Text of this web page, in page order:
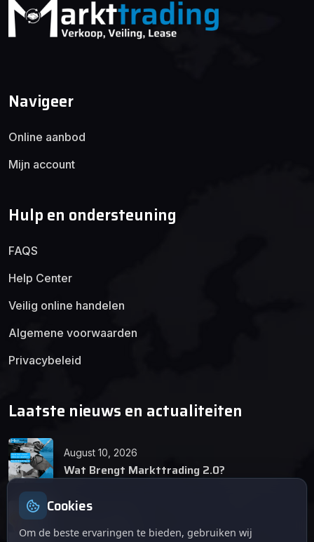
Navigeer
Online aanbod
Mijn account
Hulp en ondersteuning
FAQS
Help Center
Veilig online handelen
Algemene voorwaarden
Privacybeleid
Laatste nieuws en actualiteiten
August 10, 2026
Wat Brengt Markttrading 2.0?
Tips en Tricks
Cookies
Om de beste ervaringen te bieden, gebruiken wij